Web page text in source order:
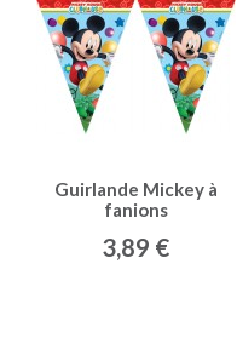
Guirlande Mickey à
fanions
3,89 €